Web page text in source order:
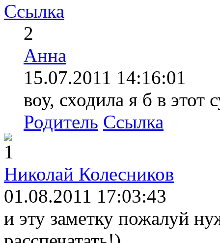
Ссылка
2
Анна
15.07.2011 14:16:01
воу, сходила я б в этот
Родитель Ссылка
1
Николай Колесников
01.08.2011 17:03:43
и эту заметку пожалуй